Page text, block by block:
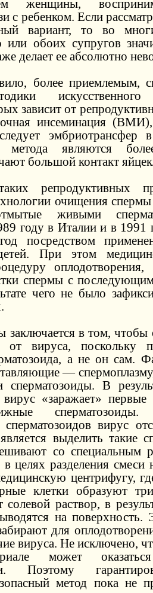
женщины,
с ребенком. Если
вариант, то во
или обоих супругов
делает ее абсолютно
более приемлемым,
искусственного
зависит от
инсеминация
метода являются
большой контакт
репродуктивных
очищения
живыми
году в Италии и в 1991
посредством
При этом
оплодотворения,
спермы с
чего не было
заключается в том,
от вируса, поскольку
а не он сам.
—
сперматозоиды. В
«заражает» первые
вирус
выделить такие
со специальным
в целях разделения смеси
центрифугу,
клетки образуют
раствор, в
на поверхность.
для
вируса. Не исключено,
может
Поэтому
метод пока не